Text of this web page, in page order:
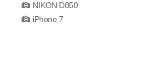
NIKON D850
iPhone 7